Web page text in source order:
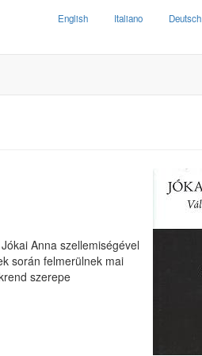
English Italiano Deutsch
Anna szellemiségével
során felmerülnek mai
szerepe